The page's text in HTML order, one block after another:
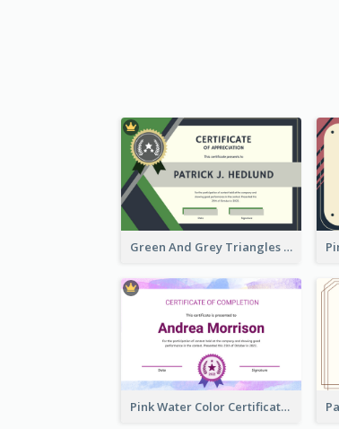
Green And Grey Triangles With Badge Certificate
Pink Water Color Certificate Of Completion